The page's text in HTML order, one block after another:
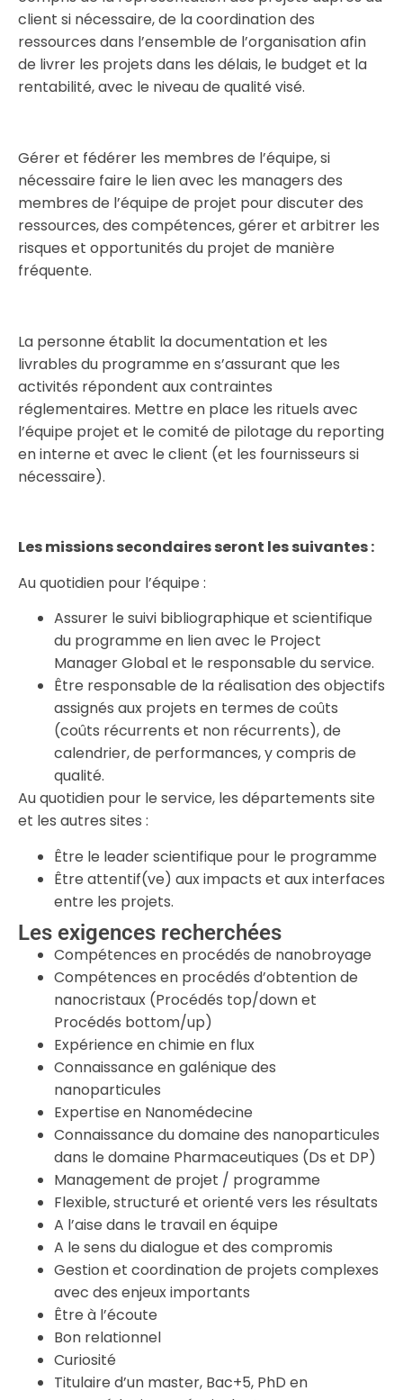
client si nécessaire, de la coordination des
ressources dans l’ensemble de l’organisation afin
de livrer les projets dans les délais, le budget et la
rentabilité, avec le niveau de qualité visé.
Gérer et fédérer les membres de l’équipe, si
nécessaire faire le lien avec les managers des
membres de l’équipe de projet pour discuter des
ressources, des compétences, gérer et arbitrer les
risques et opportunités du projet de manière
fréquente.
La personne établit la documentation et les
livrables du programme en s’assurant que les
activités répondent aux contraintes
réglementaires. Mettre en place les rituels avec
l’équipe projet et le comité de pilotage du reporting
en interne et avec le client (et les fournisseurs si
nécessaire).
Les missions secondaires seront les suivantes :
Au quotidien pour l’équipe :
Assurer le suivi bibliographique et scientifique
du programme en lien avec le Project
Manager Global et le responsable du service.
Être responsable de la réalisation des objectifs
assignés aux projets en termes de coûts
(coûts récurrents et non récurrents), de
calendrier, de performances, y compris de
qualité.
Au quotidien pour le service, les départements site
et les autres sites :
Être le leader scientifique pour le programme
Être attentif(ve) aux impacts et aux interfaces
entre les projets.
Les exigences recherchées
Compétences en procédés de nanobroyage
Compétences en procédés d’obtention de
nanocristaux (Procédés top/down et
Procédés bottom/up)
Expérience en chimie en flux
Connaissance en galénique des
nanoparticules
Expertise en Nanomédecine
Connaissance du domaine des nanoparticules
dans le domaine Pharmaceutiques (Ds et DP)
Management de projet / programme
Flexible, structuré et orienté vers les résultats
A l’aise dans le travail en équipe
A le sens du dialogue et des compromis
Gestion et coordination de projets complexes
avec des enjeux importants
Être à l’écoute
Bon relationnel
Curiosité
Titulaire d’un master, Bac+5, PhD en